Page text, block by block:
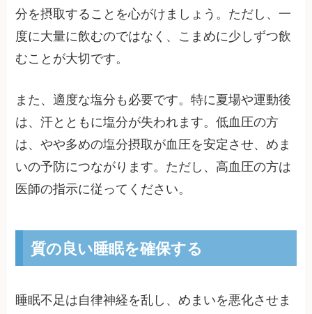
分を摂取することを心がけましょう。ただし、一
度に大量に飲むのではなく、こまめに少しずつ飲
むことが大切です。
また、適度な塩分も必要です。特に夏場や運動後
は、汗とともに塩分が失われます。低血圧の方
は、やや多めの塩分摂取が血圧を安定させ、めま
いの予防につながります。ただし、高血圧の方は
医師の指示に従ってください。
質の良い睡眠を確保する
睡眠不足は自律神経を乱し、めまいを悪化させま